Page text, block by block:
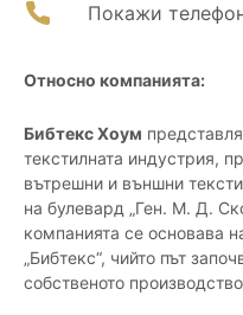
Покажи
Относно компанията:
Бибтекс Хоум
текстилната индустрия,
вътрешни и външни
на булевард „Ген. М. Д.
компанията се основава
„Бибтекс“, чийто път
собственото